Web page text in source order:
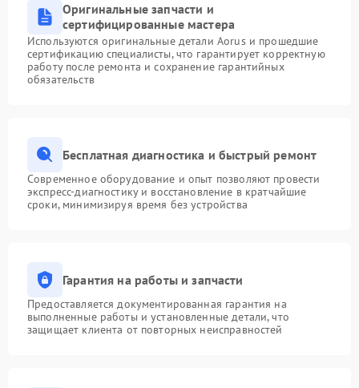
Оригинальные запчасти и
сертифицированные мастера
Используются оригинальные детали Aorus и прошедшие
сертификацию специалисты, что гарантирует корректную
работу после ремонта и сохранение гарантийных
обязательств
Бесплатная диагностика и быстрый ремонт
Современное оборудование и опыт позволяют провести
экспресс-диагностику и восстановление в кратчайшие
сроки, минимизируя время без устройства
Гарантия на работы и запчасти
Предоставляется документированная гарантия на
выполненные работы и установленные детали, что
защищает клиента от повторных неисправностей